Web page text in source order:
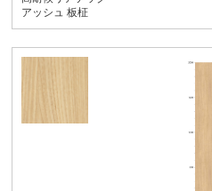
アッシュ 板柾